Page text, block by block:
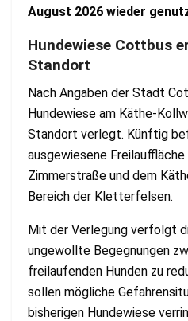
August 2026 wieder
Hundewiese Cottbus
Standort
Nach Angaben der Stadt
Hundewiese am Käthe-
Standort verlegt. Künftig
ausgewiesene
Zimmerstraße und dem
Bereich der Kletterfelsen.
Mit der Verlegung verfolgt
ungewollte Begegnungen
freilaufenden Hunden zu
sollen mögliche
bisherigen Hundewiese